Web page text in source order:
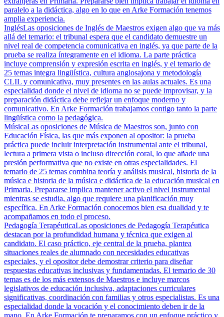
paralelo a la didáctica, algo en lo que en Arke Formación tenemos
amplia experiencia.
InglésLas oposiciones de Inglés de Maestros exigen algo que va más
allá del temario: el tribunal espera que el candidato demuestre un
nivel real de competencia comunicativa en inglés, ya que parte de la
prueba se realiza íntegramente en el idioma. La parte práctica
incluye comprensión y expresión escrita en inglés, y el temario de
25 temas integra lingüística, cultura anglosajona y metodología
CLIL y comunicativa, muy presentes en las aulas actuales. Es una
especialidad donde el nivel de idioma no se puede improvisar, y la
preparación didáctica debe reflejar un enfoque moderno y
comunicativo. En Arke Formación trabajamos contigo tanto la parte
lingüística como la pedagógica.
MúsicaLas oposiciones de Música de Maestros son, junto con
Educación Física, las que más exponen al opositor: la prueba
práctica puede incluir interpretación instrumental ante el tribunal,
lectura a primera vista o incluso dirección coral, lo que añade una
presión performativa que no existe en otras especialidades. El
temario de 25 temas combina teoría y análisis musical, historia de la
música e historia de la música e didáctica de la educación musical en
Primaria. Prepararse implica mantener activo el nivel instrumental
mientras se estudia, algo que requiere una planificación muy
específica. En Arke Formación conocemos bien esa dualidad y te
acompañamos en todo el proceso.
Pedagogía TerapéuticaLas oposiciones de Pedagogía Terapéutica
destacan por la profundidad humana y técnica que exigen al
candidato. El caso práctico, eje central de la prueba, plantea
situaciones reales de alumnado con necesidades educativas
especiales, y el opositor debe demostrar criterio para diseñar
respuestas educativas inclusivas y fundamentadas. El temario de 30
temas es de los más extensos de Maestros e incluye marcos
legislativos de educación inclusiva, adaptaciones curriculares
significativas, coordinación con familias y otros especialistas. Es una
especialidad donde la vocación y el conocimiento deben ir de la
mano. En Arke Formación te preparamos con un enfoque práctico y